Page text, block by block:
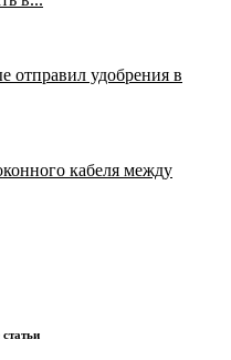
отправил удобрения в
кабеля между